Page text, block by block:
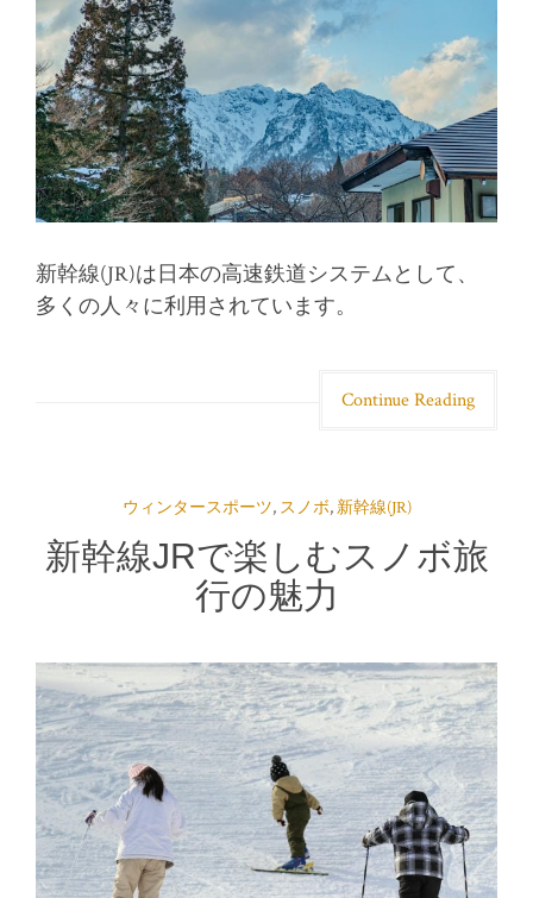
新幹線(JR)は日本の高速鉄道システムとして、
多くの人々に利用されています。
Continue Reading
ウィンタースポーツ, スノボ,新幹線(JR)
新幹線JRで楽しむスノボ旅
行の魅力